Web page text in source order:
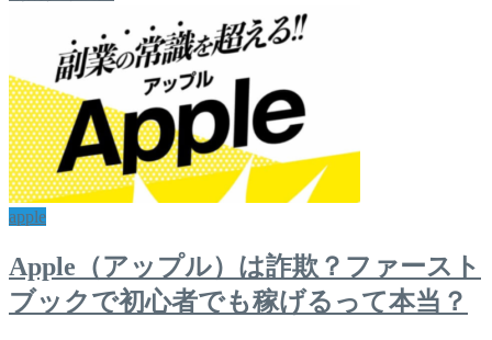
apple
Apple（アップル）は詐欺？ファースト
ブックで初心者でも稼げるって本当？